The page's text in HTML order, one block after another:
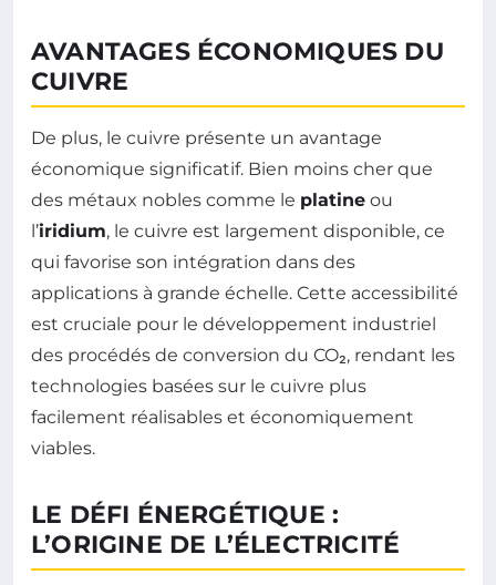
AVANTAGES ÉCONOMIQUES DU
CUIVRE
De plus, le cuivre présente un avantage
économique significatif. Bien moins cher que
des métaux nobles comme le platine ou
l’iridium, le cuivre est largement disponible, ce
qui favorise son intégration dans des
applications à grande échelle. Cette accessibilité
est cruciale pour le développement industriel
des procédés de conversion du CO₂, rendant les
technologies basées sur le cuivre plus
facilement réalisables et économiquement
viables.
LE DÉFI ÉNERGÉTIQUE :
L’ORIGINE DE L’ÉLECTRICITÉ